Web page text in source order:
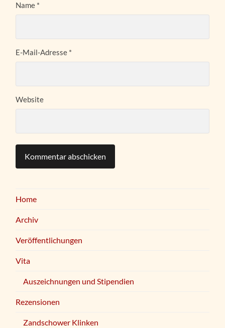
Name *
E-Mail-Adresse *
Website
Home
Archiv
Veröffentlichungen
Vita
Auszeichnungen und Stipendien
Rezensionen
Zandschower Klinken